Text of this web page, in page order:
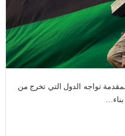
تواجه الدول التي تخرج من